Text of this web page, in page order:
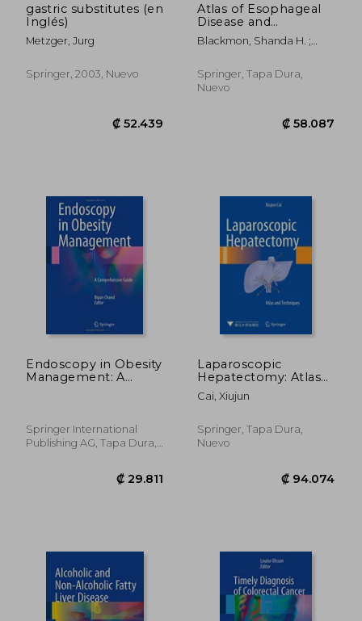
₡ 51.890
₡ 52.439 ₡
gastric substitutes (en
Inglés)
Metzger, Jurg
Springer, 2003, Nuevo
Atlas of Esophageal
Disease and
Intervention: A
Multidisciplinary
Blackmon, Shanda H. ;
Karen J.
Springer, Tapa Dura,
Nuevo
Endoscopy in Obesity
Management: A
Springer International
Publishing AG, Tapa Dura,
Laparoscopic
Hepatectomy: Atlas
and Techniques (en
Inglés)
Cai, Xiujun
Springer, Tapa Dura,
Nuevo